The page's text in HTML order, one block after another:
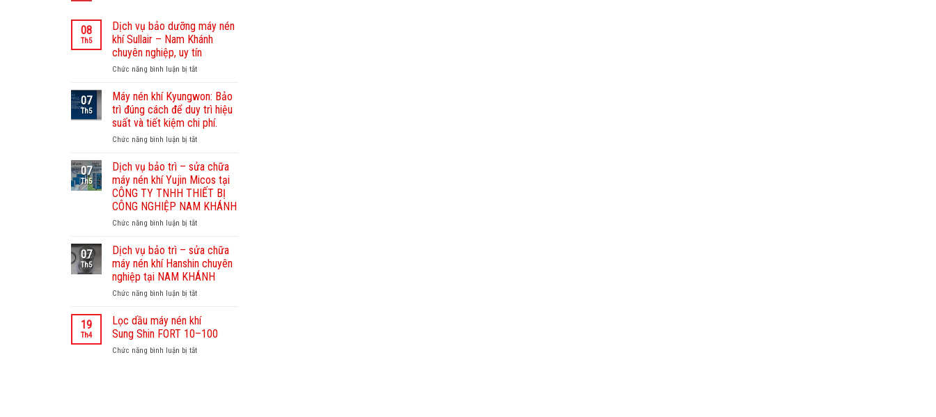
08
Th5
Dịch vụ bảo dưỡng máy nén
khí Sullair – Nam Khánh
chuyên nghiệp, uy tín
Chức năng bình luận bị tắt
vụ
bảo
dưỡng
máy
Sullair
–
Nam
Khánh
chuyên
tín
07
Th5
Máy nén khí Kyungwon: Bảo
trì đúng cách để duy trì hiệu
suất và tiết kiệm chi phí.
Chức năng bình luận bị tắt
nén
khí
Kyungwon:
Bảo
trì
để
duy
trì
hiệu
tiết
kiệm
07
Th5
Dịch vụ bảo trì – sửa chữa
máy nén khí Yujin Micos tại
CÔNG TY TNHH THIẾT BỊ
CÔNG NGHIỆP NAM KHÁNH
Chức năng bình luận bị tắt
vụ
bảo
trì
–
máy
nén
07
Th5
Dịch vụ bảo trì – sửa chữa
máy nén khí Hanshin chuyên
nghiệp tại NAM KHÁNH
Chức năng bình luận bị tắt
vụ
bảo
19
Th4
Lọc dầu máy nén khí
Sung Shin FORT 10–100
Chức năng bình luận bị tắt